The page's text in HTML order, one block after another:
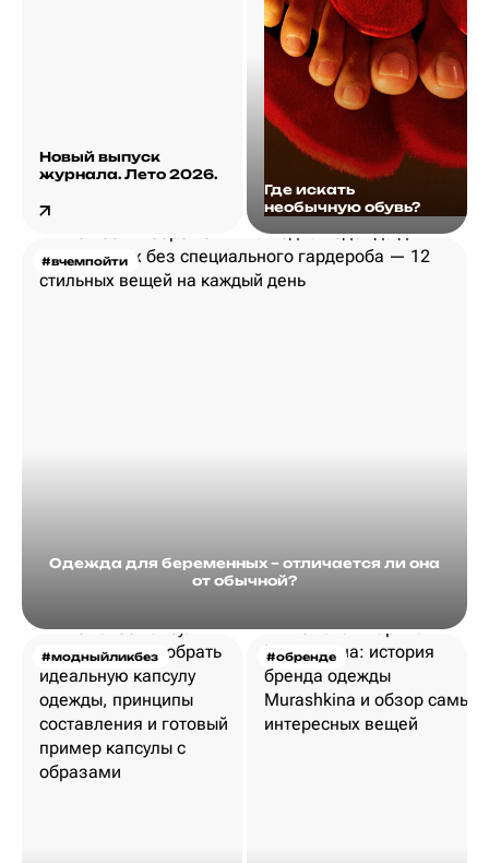
Новый выпуск
журнала. Лето 2026.
Где искать
необычную обувь?
#вчемпойти
Одежда для беременных – отличается ли она
от обычной?
#модныйликбез #обренде